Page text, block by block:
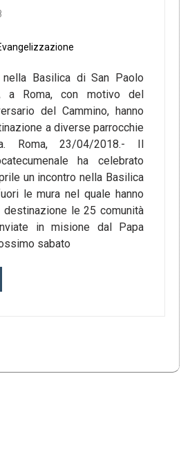
Basilica di San Paolo
a Roma, con motivo del
del Cammino, hanno
a diverse parrocchie
Roma, 23/04/2018.- Il
ha celebrato
un incontro nella Basilica
le mura nel quale hanno
le 25 comunità
in misione dal Papa
sabato